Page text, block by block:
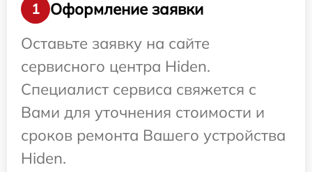
1
Оформление заявки
Оставьте заявку на сайте
сервисного центра Hiden.
Специалист сервиса свяжется с
Вами для уточнения стоимости и
сроков ремонта Вашего устройства
Hiden.